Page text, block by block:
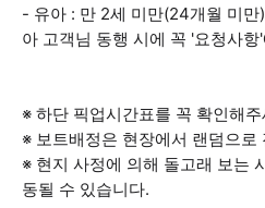
- 유아 : 만 2세 미만(24개월 미
아 고객님 동행 시에 꼭 '요청사
※ 하단 픽업시간표를 꼭 확인해주
※ 보트배정은 현장에서 랜덤으로
※ 현지 사정에 의해 돌고래 보는
동될 수 있습니다.